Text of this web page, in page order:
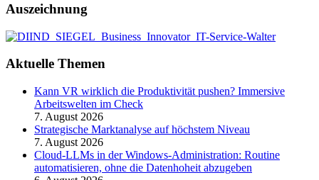
Auszeichnung
Aktuelle Themen
Kann VR wirklich die Produktivität pushen? Immersive
Arbeitswelten im Check
7. August 2026
Strategische Marktanalyse auf höchstem Niveau
7. August 2026
Cloud-LLMs in der Windows-Administration: Routine
automatisieren, ohne die Datenhoheit abzugeben